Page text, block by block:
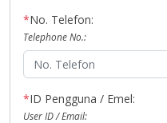
*No. Telefon:
Telephone No.:
*ID Pengguna / Emel:
User ID / Email: